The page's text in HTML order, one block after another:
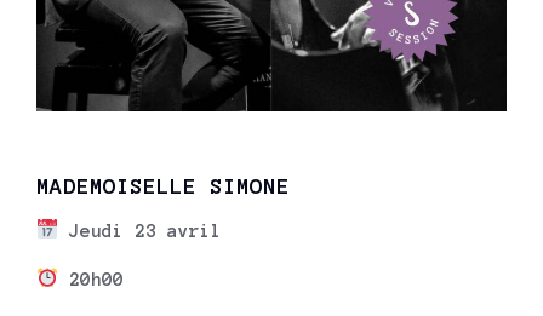
MADEMOISELLE SIMONE
Jeudi 23 avril
20h00